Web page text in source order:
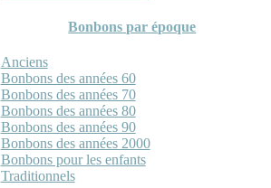
Bonbons par époque
Anciens
Bonbons des années 60
Bonbons des années 70
Bonbons des années 80
Bonbons des années 90
Bonbons des années 2000
Bonbons pour les enfants
Traditionnels